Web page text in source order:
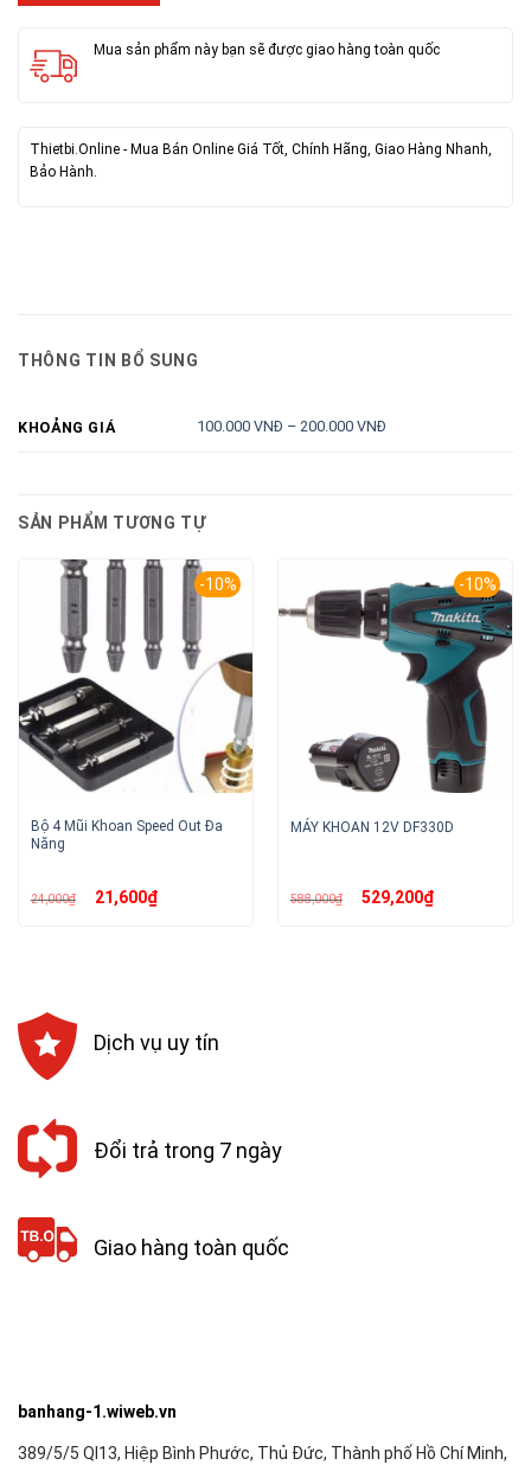
Mua sản phẩm này bạn sẽ được giao hàng toàn quốc
Thietbi.Online - Mua Bán Online Giá Tốt, Chính Hãng, Giao Hàng Nhanh,
Bảo Hành.
THÔNG TIN BỔ SUNG
KHOẢNG GIÁ 100.000 VNĐ – 200.000 VNĐ
SẢN PHẨM TƯƠNG TỰ
-10%
Bộ 4 Mũi Khoan Speed Out Đa
Năng
24,000₫ Giá
gốc21,600₫Giá
-10%
MÁY KHOAN 12V DF330D
588,000₫ Giá
gốc
529,200₫Giá
Dịch vụ uy tín
Đổi trả trong 7 ngày
Giao hàng toàn quốc
banhang-1.wiweb.vn
389/5/5 Ql13, Hiệp Bình Phước, Thủ Đức, Thành phố Hồ Chí Minh,